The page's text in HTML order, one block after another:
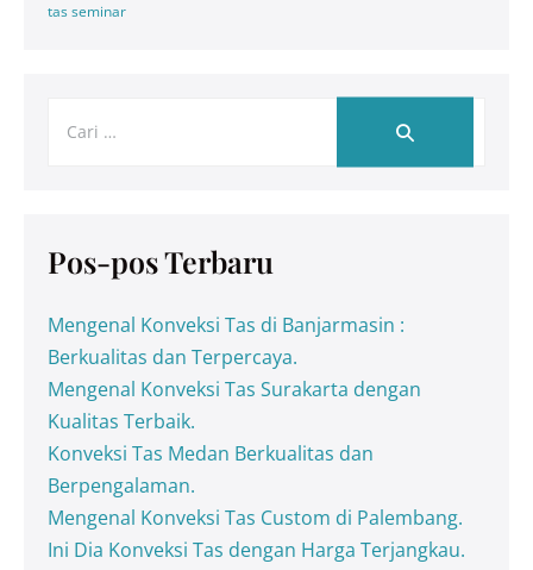
tas seminar
Pos-pos Terbaru
Mengenal Konveksi Tas di Banjarmasin :
Berkualitas dan Terpercaya.
Mengenal Konveksi Tas Surakarta dengan
Kualitas Terbaik.
Konveksi Tas Medan Berkualitas dan
Berpengalaman.
Mengenal Konveksi Tas Custom di Palembang.
Ini Dia Konveksi Tas dengan Harga Terjangkau.